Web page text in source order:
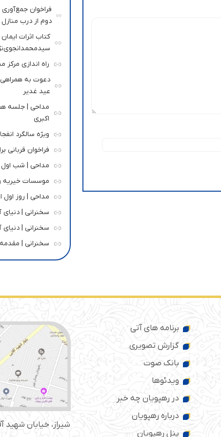
فراخوان
دوم از درب منازل
کتاب اثرات
راه اندازی
دعوت به همراهی
عید غدیر
اکبری
ویژه سالگرد
فراخوان قربانی
مداحی | شب اول دهه
موسسات خیریه
مداحی | روز اول
سخنرانی | دنیای
سخنرانی | دنیای
سخنرانی |
برنامه های آتی
گزارش تصویری
بانک صوت
ویدئوها
در رهپویان چه خبر
درباره رهپویان
پنل رهپویان
شیراز، خیابان